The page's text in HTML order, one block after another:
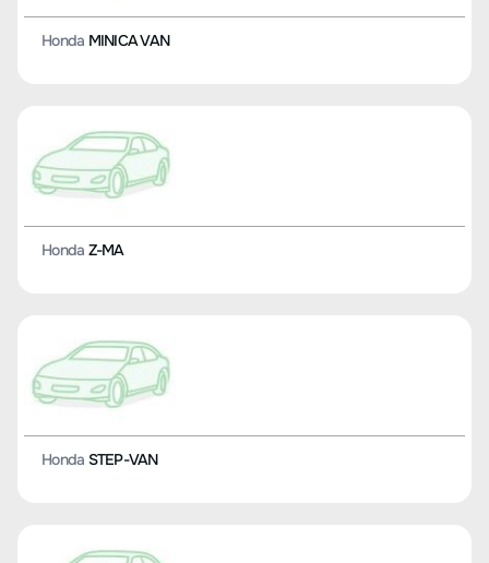
Honda MINICA VAN
Honda Z-MA
Honda STEP-VAN